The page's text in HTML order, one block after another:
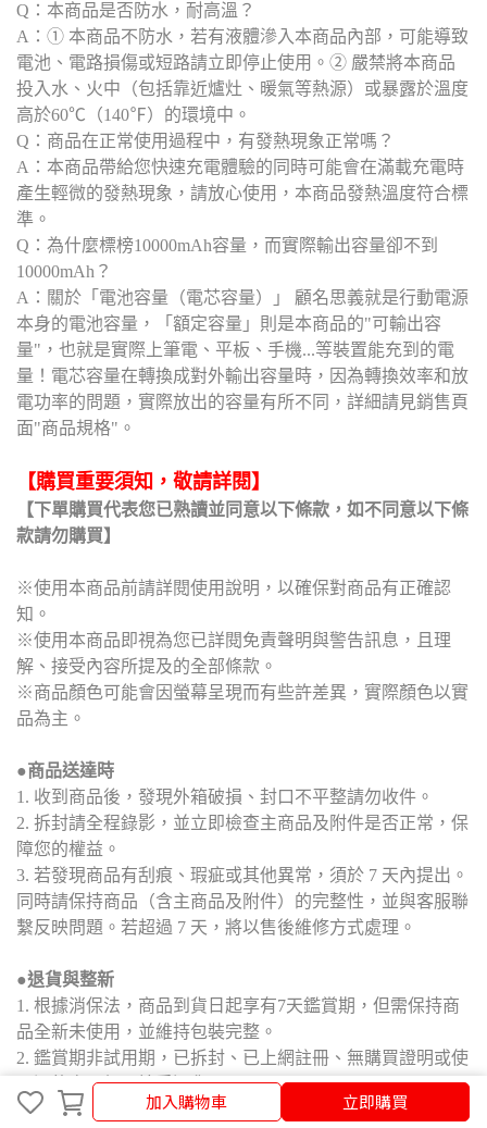
加入購物車 立即購買
Q：本商品是否防水，耐高溫？
A：① 本商品不防水，若有液體滲入本商品內部，可能導致
電池、電路損傷或短路請立即停止使用。② 嚴禁將本商品
投入水、火中（包括靠近爐灶、暖氣等熱源）或暴露於溫度
高於60℃（140℉）的環境中。
Q：商品在正常使用過程中，有發熱現象正常嗎？
A：本商品帶給您快速充電體驗的同時可能會在滿載充電時
產生輕微的發熱現象，請放心使用，本商品發熱溫度符合標
準。
Q：為什麼標榜10000mAh容量，而實際輸出容量卻不到
10000mAh？
A：關於「電池容量（電芯容量）」 顧名思義就是行動電源
本身的電池容量，「額定容量」則是本商品的"可輸出容
量"，也就是實際上筆電、平板、手機...等裝置能充到的電
量！電芯容量在轉換成對外輸出容量時，因為轉換效率和放
電功率的問題，實際放出的容量有所不同，詳細請見銷售頁
面"商品規格"。
【購買重要須知，敬請詳閱】
【下單購買代表您已熟讀並同意以下條款，如不同意以下條
款請勿購買】
※使用本商品前請詳閱使用說明，以確保對商品有正確認
知。
※使用本商品即視為您已詳閱免責聲明與警告訊息，且理
解、接受內容所提及的全部條款。
※商品顏色可能會因螢幕呈現而有些許差異，實際顏色以實
品為主。
●商品送達時
1. 收到商品後，發現外箱破損、封口不平整請勿收件。
2. 拆封請全程錄影，並立即檢查主商品及附件是否正常，保
障您的權益。
3. 若發現商品有刮痕、瑕疵或其他異常，須於 7 天內提出。
同時請保持商品（含主商品及附件）的完整性，並與客服聯
繫反映問題。若超過 7 天，將以售後維修方式處理。
●退貨與整新
1. 根據消保法，商品到貨日起享有7天鑑賞期，但需保持商
品全新未使用，並維持包裝完整。
2. 鑑賞期非試用期，已拆封、已上網註冊、無購買證明或使
用過的商品恕不接受退貨。
3. 退貨商品須保持原包裝完整，包括封條、配件、贈品、保